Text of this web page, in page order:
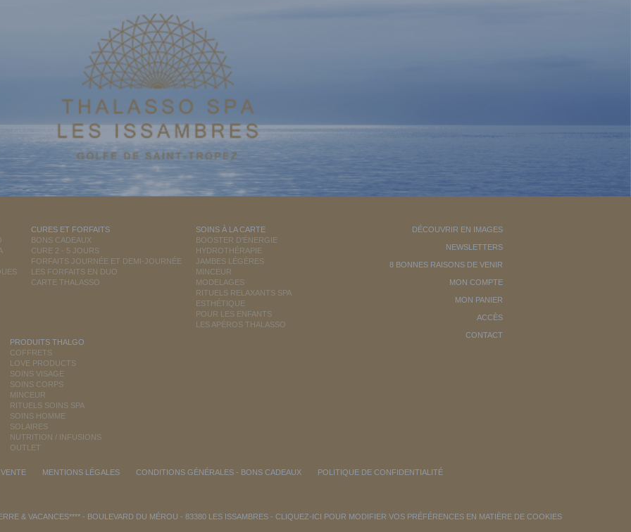
CURES ET FORFAITS
BONS CADEAUX
CURE 2 - 5 JOURS
FORFAITS JOURNÉE ET DEMI-JOURNÉE
LES FORFAITS EN DUO
CARTE THALASSO
SOINS À LA CARTE
BOOSTER D'ÉNERGIE
HYDROTHÉRAPIE
JAMBES LÉGÈRES
MINCEUR
MODELAGES
RITUELS RELAXANTS SPA
ESTHÉTIQUE
POUR LES ENFANTS
LES APÉROS THALASSO
PRODUITS THALGO
COFFRETS
LOVE PRODUCTS
SOINS VISAGE
SOINS CORPS
MINCEUR
RITUELS SOINS SPA
SOINS HOMME
SOLAIRES
NUTRITION / INFUSIONS
OUTLET
DÉCOUVRIR EN IMAGES
NEWSLETTERS
8 BONNES RAISONS DE VENIR
MON COMPTE
MON PANIER
ACCÈS
CONTACT
MENTIONS LÉGALES CONDITIONS GÉNÉRALES - BONS CADEAUX POLITIQUE DE CONFIDENTIALITÉ
& VACANCES**** - BOULEVARD DU MÉROU - 83380 LES ISSAMBRES - CLIQUEZ-ICI POUR MODIFIER VOS PRÉFÉRENCES EN MATIÈRE DE COOKIES